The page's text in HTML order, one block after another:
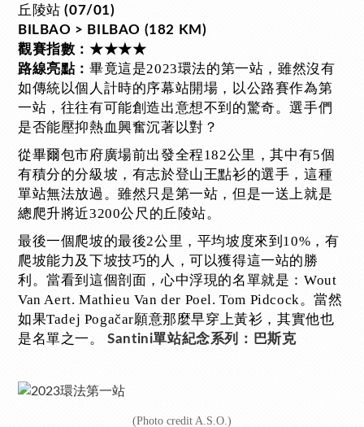
丘陵站(07/01)
BILBAO > BILBAO (182 KM)
觀賽指數：★★★★
路線亮點： 畢竟這是2023環法的第一站，雖然沒有
如傳統以個人計時的序幕站開場，以公路賽作為第
一站，往往有可能創造出意想不到的驚奇。選手們
是否能壓抑熱血興奮沉著以對？
從畢爾包市府廣場前出發全程182公里，其中有5個
有積分的分級坡，有志於登山王點衫的選手，這種
單站無法放過。雖然只是第一站，但是一送上就是
總爬升將近3200公尺的丘陵站。
最後一個爬坡的最後2公里，平均坡度來到10%，有
爬坡能力及下坡技巧的人，可以獲得這一站的勝
利。當看到這個剖面，心中浮現的名單就是：Wout
Van Aert. Mathieu Van der Poel. Tom Pidcock。當然
如果Tadej Pogačar願意那麼早穿上黃衫，其實他也
是名單之一。Santini單站紀念系列：巴斯克
(Photo credit A.S.O.)